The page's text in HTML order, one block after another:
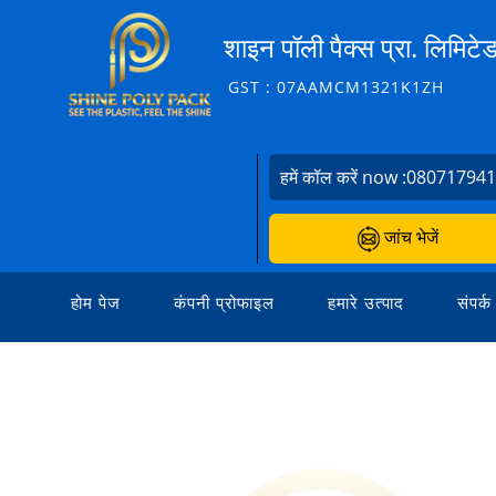
शाइन पॉली पैक्स प्रा.
GST : 07AAMCM1321K1ZH
हमें कॉल करें now :
जांच भेजें
होम पेज कंपनी प्रोफाइल हमारे उत्पाद